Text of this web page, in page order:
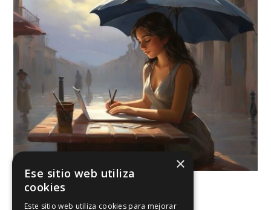
Los «singénero»
×
Ese sitio web utiliza
cookies
Este sitio web utiliza cookies para mejorar